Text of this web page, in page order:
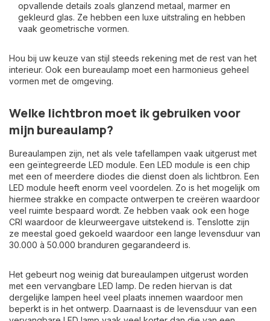
opvallende details zoals glanzend metaal, marmer en
gekleurd glas. Ze hebben een luxe uitstraling en hebben
vaak geometrische vormen.
Hou bij uw keuze van stijl steeds rekening met de rest van het
interieur. Ook een bureaulamp moet een harmonieus geheel
vormen met de omgeving.
Welke lichtbron moet ik gebruiken voor
mijn bureaulamp?
Bureaulampen zijn, net als vele tafellampen vaak uitgerust met
een geïntegreerde LED module. Een LED module is een chip
met een of meerdere diodes die dienst doen als lichtbron. Een
LED module heeft enorm veel voordelen. Zo is het mogelijk om
hiermee strakke en compacte ontwerpen te creëren waardoor
veel ruimte bespaard wordt. Ze hebben vaak ook een hoge
CRI waardoor de kleurweergave uitstekend is. Tenslotte zijn
ze meestal goed gekoeld waardoor een lange levensduur van
30.000 à 50.000 branduren gegarandeerd is.
Het gebeurt nog weinig dat bureaulampen uitgerust worden
met een vervangbare LED lamp. De reden hiervan is dat
dergelijke lampen heel veel plaats innemen waardoor men
beperkt is in het ontwerp. Daarnaast is de levensduur van een